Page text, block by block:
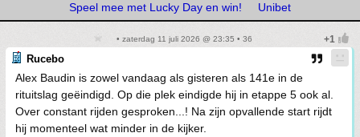
Speel mee met Lucky Day en win! Unibet
• zaterdag 11 juli 2026 @ 23:35 • 36
Rucebo
Alex Baudin is zowel vandaag als gisteren als 141e in de
rituitslag geëindigd. Op die plek eindigde hij in etappe 5 ook al.
Over constant rijden gesproken...! Na zijn opvallende start rijdt
hij momenteel wat minder in de kijker.